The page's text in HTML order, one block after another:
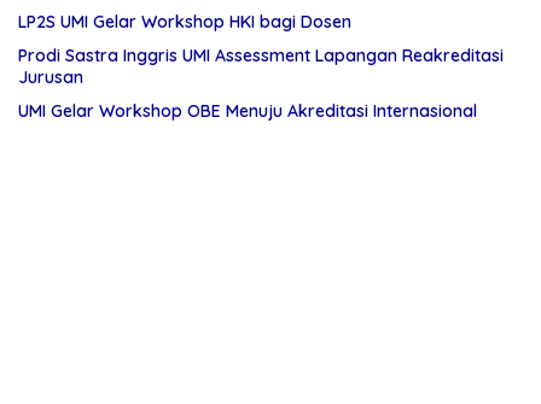
LP2S UMI Gelar Workshop HKI bagi Dosen
Prodi Sastra Inggris UMI Assessment Lapangan Reakreditasi
Jurusan
UMI Gelar Workshop OBE Menuju Akreditasi Internasional